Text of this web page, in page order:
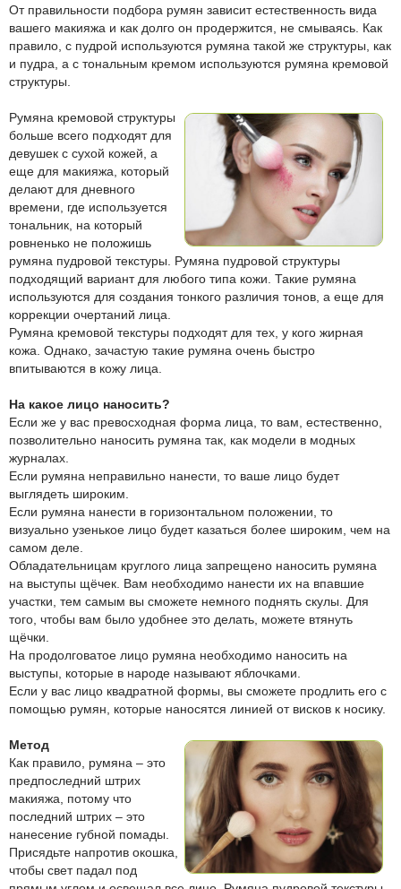
От правильности подбора румян зависит естественность вида
вашего макияжа и как долго он продержится, не смываясь. Как
правило, с пудрой используются румяна такой же структуры, как
и пудра, а с тональным кремом используются румяна кремовой
структуры.
Румяна кремовой структуры
больше всего подходят для
девушек с сухой кожей, а
еще для макияжа, который
делают для дневного
времени, где используется
тональник, на который
ровненько не положишь
румяна пудровой текстуры. Румяна пудровой структуры
подходящий вариант для любого типа кожи. Такие румяна
используются для создания тонкого различия тонов, а еще для
коррекции очертаний лица.
Румяна кремовой текстуры подходят для тех, у кого жирная
кожа. Однако, зачастую такие румяна очень быстро
впитываются в кожу лица.
На какое лицо наносить?
Если же у вас превосходная форма лица, то вам, естественно,
позволительно наносить румяна так, как модели в модных
журналах.
Если румяна неправильно нанести, то ваше лицо будет
выглядеть широким.
Если румяна нанести в горизонтальном положении, то
визуально узенькое лицо будет казаться более широким, чем на
самом деле.
Обладательницам круглого лица запрещено наносить румяна
на выступы щёчек. Вам необходимо нанести их на впавшие
участки, тем самым вы сможете немного поднять скулы. Для
того, чтобы вам было удобнее это делать, можете втянуть
щёчки.
На продолговатое лицо румяна необходимо наносить на
выступы, которые в народе называют яблочками.
Если у вас лицо квадратной формы, вы сможете продлить его с
помощью румян, которые наносятся линией от висков к носику.
Метод
Как правило, румяна – это
предпоследний штрих
макияжа, потому что
последний штрих – это
нанесение губной помады.
Присядьте напротив окошка,
чтобы свет падал под